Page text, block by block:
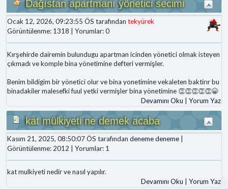
Dağıstan apartmanı yönetici secimi
Ocak 12, 2026, 09:23:55 ÖS tarafından tekyürek
Görüntülenme: 1318 | Yorumlar: 0
Kırşehirde dairemin bulundugu apartman icinden yönetici olmak isteyen
çıkmadı ve komple bina yönetimine defteri vermişler.
Benim bildigim bir yönetici olur ve bina yonetimine vekaleten baktirır bu
binadakiler malesefki fuul yetki vermişler bina yönetimine 👏👏👏👏👏😁
Devamını Oku
Yorum Yaz
kat mülkiyeti ne demek acaba
Kasım 21, 2025, 08:50:07 ÖS tarafından deneme deneme |
Görüntülenme: 2012 | Yorumlar: 1
kat mulkiyeti nedir ve nasıl yapılır.
Devamını Oku | Yorum Yaz